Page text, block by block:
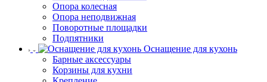
Опора колесная
Опора неподвижная
Поворотные площадки
Подпятники
Оснащение для кухонь
Барные аксессуары
Корзины для кухни